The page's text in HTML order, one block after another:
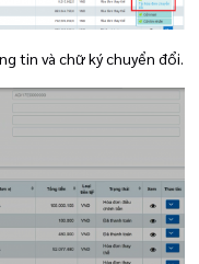
tin và chữ ký chuyển đổi.